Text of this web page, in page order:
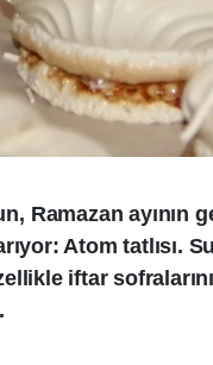
Ramazan
Atom tatlısı.
iftar